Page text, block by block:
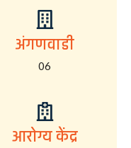
अंगणवाडी
06
आरोग्य केंद्र